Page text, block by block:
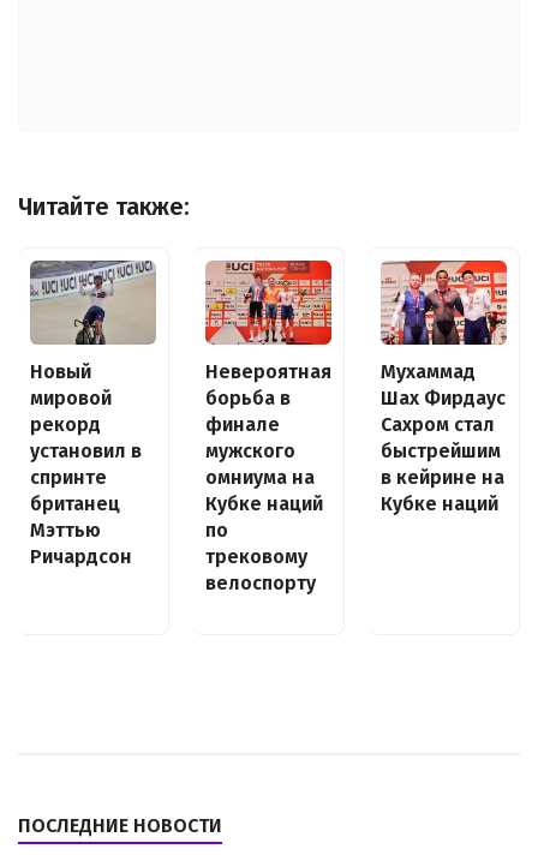
Читайте также:
Новый
мировой
рекорд
установил в
спринте
британец
Мэттью
Ричардсон
Невероятная
борьба в
финале
мужского
омниума на
Кубке наций
по
трековому
велоспорту
Мухаммад
Шах Фирдаус
Сахром стал
быстрейшим
в кейрине на
Кубке наций
ПОСЛЕДНИЕ НОВОСТИ